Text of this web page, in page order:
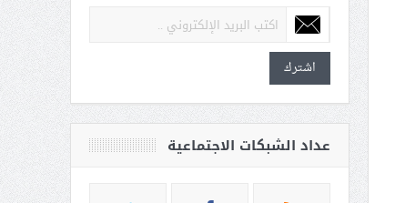
اشترك
عداد الشبكات الاجتماعية